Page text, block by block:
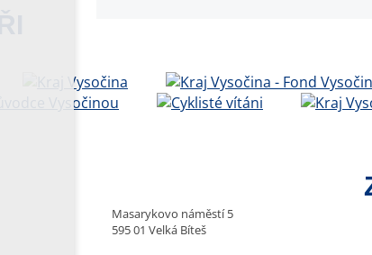
Masarykovo náměstí 5
595 01 Velká Bíteš